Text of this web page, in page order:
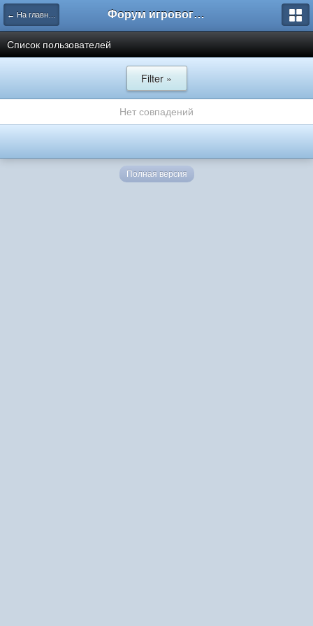
← На главную Форум игрового проекта Riverrise
Список пользователей
Filter »
Нет совпадений
Полная версия